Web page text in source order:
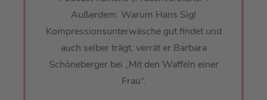
Außerdem: Warum Hans Sigl
Kompressionsunterwäsche gut findet und
auch selber trägt, verrät er Barbara
Schöneberger bei „Mit den Waffeln einer
Frau“.